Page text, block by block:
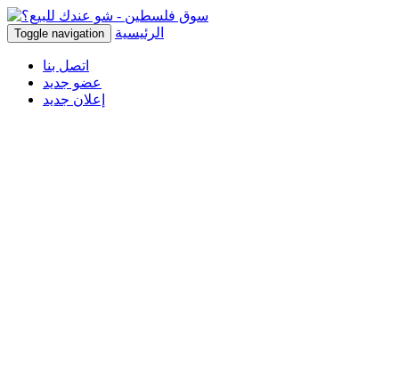
Toggle navigation الرئيسية
اتصل بنا
عضو جديد
إعلان جديد